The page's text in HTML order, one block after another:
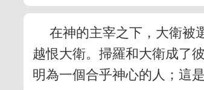
在神的主宰之下，大衛被
越恨大衛。掃羅和大衛成了
明為一個合乎神心的人；這是